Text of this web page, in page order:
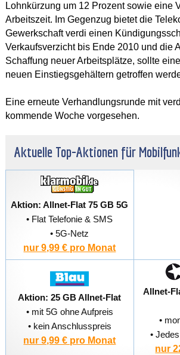
Lohnkürzung um 12 Prozent sowie eine
Arbeitszeit. Im Gegenzug bietet die
Gewerkschaft verdi einen
Verkaufsverzicht bis Ende 2010 und die
Schaffung neuer Arbeitsplätze, sollte
neuen Einstiegsgehältern getroffen
Eine erneute Verhandlungsrunde mit
kommende Woche vorgesehen.
Aktuelle Top-Aktionen für
Aktion: Allnet-Flat 75 GB 5G
• Flat Telefonie & SMS
• 5G-Netz
nur 9,99 € pro Monat
Aktion: 25 GB Allnet-Flat
• mit 5G ohne Aufpreis
• kein Anschlusspreis
nur 9,99 € pro Monat
Allnet-
•
•
nur